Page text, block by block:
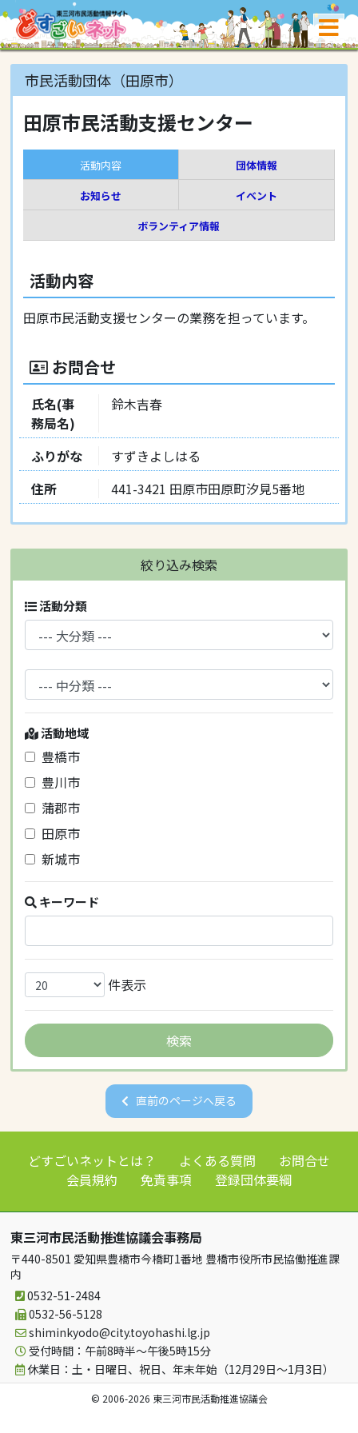
市民活動団体（田原市）
田原市民活動支援センター
活動内容
団体情報
お知らせ
イベント
ボランティア情報
活動内容
田原市民活動支援センターの業務を担っています。
お問合せ
氏名(事
務局名)
鈴木吉春
ふりがな
すずきよしはる
住所
441-3421 田原市田原町汐見5番地
絞り込み検索
活動分類
活動地域
豊橋市
豊川市
蒲郡市
田原市
新城市
キーワード
件表示
直前のページへ戻る
どすごいネットとは？ よくある質問
お問合せ
会員規約
免責事項 登録団体要綱
東三河市民活動推進協議会事務局
〒440-8501 愛知県豊橋市今橋町1番地 豊橋市役所市民協働推進課
内
0532-51-2484
0532-56-5128
shiminkyodo
city.toyohashi.lg.jp
受付時間：午前8時半～午後5時15分
休業日：土・日曜日、祝日、年末年始（12月29日～1月3日）
© 2006-2026 東三河市民活動推進協議会